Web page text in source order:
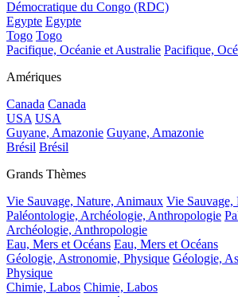
Démocratique du Congo (RDC)
Egypte Egypte
Togo Togo
Pacifique, Océanie et Australie Pacifique,
Amériques
Canada Canada
USA USA
Guyane, Amazonie Guyane, Amazonie
Brésil Brésil
Grands Thèmes
Vie Sauvage, Nature, Animaux Vie
Paléontologie, Archéologie, Anthropologie
Archéologie, Anthropologie
Eau, Mers et Océans Eau, Mers et Océans
Géologie, Astronomie, Physique Géologie,
Physique
Chimie, Labos Chimie, Labos